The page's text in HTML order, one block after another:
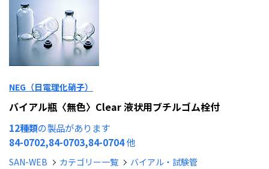
NEG（日電理化硝子）
バイアル瓶〈無色〉Clear 液状用ブチルゴム栓付
12種類の製品があります
84-0702,84-0703,84-0704他
SAN-WEB カテゴリー一覧 バイアル・試験管